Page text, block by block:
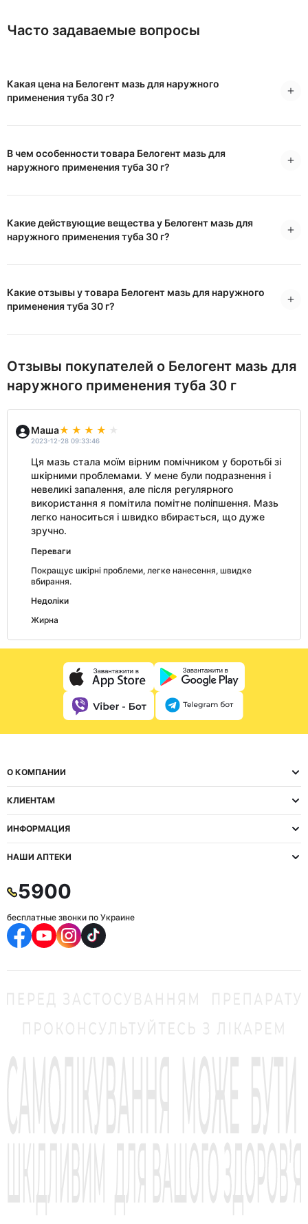
Часто задаваемые вопросы
Какая цена на Белогент мазь для наружного
применения туба 30 г?
В чем особенности товара Белогент мазь для
наружного применения туба 30 г?
Какие действующие вещества у Белогент мазь для
наружного применения туба 30 г?
Какие отзывы у товара Белогент мазь для наружного
применения туба 30 г?
Отзывы покупателей о Белогент мазь для
наружного применения туба 30 г
Маша
2023-12-28 09:33:46
Ця мазь стала моїм вірним помічником у боротьбі зі
шкірними проблемами. У мене були подразнення і
невеликі запалення, але після регулярного
використання я помітила помітне поліпшення. Мазь
легко наноситься і швидко вбирається, що дуже
зручно.
Переваги
Покращує шкірні проблеми, легке нанесення, швидке
вбирання.
Недоліки
Жирна
О КОМПАНИИ
КЛИЕНТАМ
ИНФОРМАЦИЯ
НАШИ АПТЕКИ
5900
бесплатные звонки по Украине